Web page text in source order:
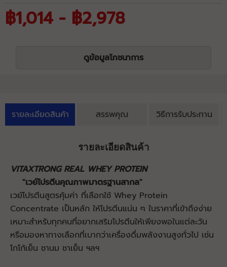
฿1,014 - ฿2,978
ดูข้อมูลโภชนาการ
รายละเอียดสินค้า สรรพคุณ วิธีการรับประทาน
รายละเอียดสินค้า
VITAXTRONG REAL WHEY PROTEIN
"เวย์โปรตีนคุณภาพมาตรฐานสากล"
เวย์โปรตีนสูตรคุ้มค่า ที่เลือกใช้ Whey Protein
Concentrate เป็นหลัก ให้โปรตีนแน่น ๆ ในราคาที่เข้าถึงง่าย
เหมาะสำหรับทุกคนที่อยากเสริมโปรตีนให้เพียงพอในแต่ละวัน
หรือมองหาทางเลือกที่เบากว่าเครื่องดื่มพลังงานสูงทั่วไป เช่น
โกโก้เย็น ชานม ชาเย็น ฯลฯ